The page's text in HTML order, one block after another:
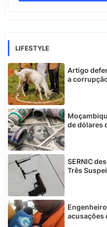
LIFESTYLE
Artigo
a
de dólares
SERNIC
Três
acusações